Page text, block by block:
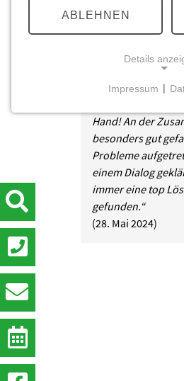
„Der Kontakt mit
simpel und
Hand! An der
besonders gut
Probleme
einem Dialog
immer eine top
gefunden.“
(28. Mai 2024)
ABLEHNEN
Details
Notwendige Cookies
Funktionen und sind für die
der Website erforderlich.
Einverständnis-Cookie
cookie_consent
Impressum |